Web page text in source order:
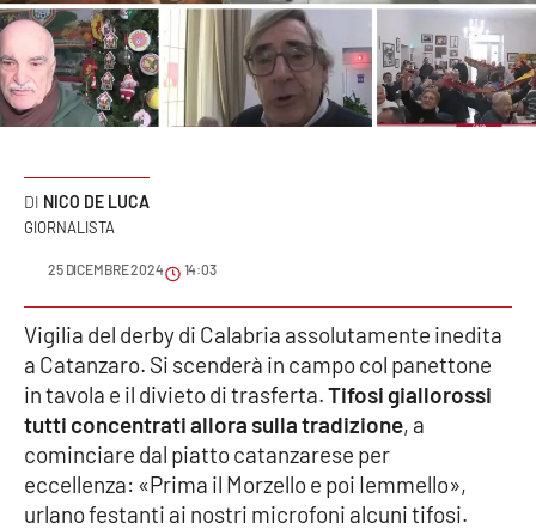
Sport
Cultura
Meteo
Editoriali
VIDEO
Ambiente
Cronaca
NICO DE LUCA
GIORNALISTA
25 DICEMBRE 2024 14:03
Vigilia del derby di Calabria assolutamente inedita
a Catanzaro. Si scenderà in campo col panettone
in tavola e il divieto di trasferta.Tifosi giallorossi
tutti concentrati allora sulla tradizione, a
cominciare dal piatto catanzarese per
eccellenza: «Prima il Morzello e poi Iemmello»,
urlano festanti ai nostri microfoni alcuni tifosi.